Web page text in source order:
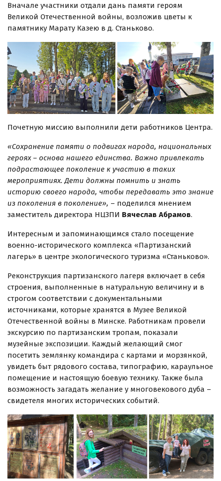
Вначале участники отдали дань памяти героям
Великой Отечественной войны, возложив цветы к
памятнику Марату Казею в д. Станьково.
Почетную миссию выполнили дети работников Центра.
«Сохранение памяти о подвигах народа, национальных
героях – основа нашего единства. Важно привлекать
подрастающее поколение к участию в таких
мероприятиях. Дети должны помнить и знать
историю своего народа, чтобы передавать это знание
из поколения в поколение», – поделился мнением
заместитель директора НЦЗПИ Вячеслав Абрамов.
Интересным и запоминающимся стало посещение
военно-исторического комплекса «Партизанский
лагерь» в центре экологического туризма «Станьково».
Реконструкция партизанского лагеря включает в себя
строения, выполненные в натуральную величину и в
строгом соответствии с документальными
источниками, которые хранятся в Музее Великой
Отечественной войны в Минске. Работникам провели
экскурсию по партизанским тропам, показали
музейные экспозиции. Каждый желающий смог
посетить землянку командира с картами и морзянкой,
увидеть быт рядового состава, типографию, караульное
помещение и настоящую боевую технику. Также была
возможность загадать желание у многовекового дуба –
свидетеля многих исторических событий.